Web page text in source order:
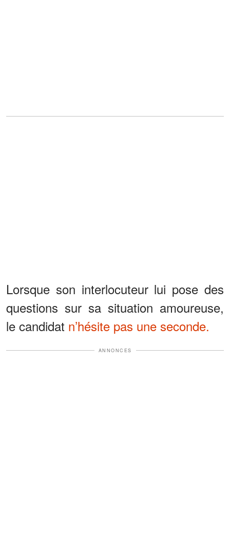
Lorsque son interlocuteur lui pose des
questions sur sa situation amoureuse,
le candidat n’hésite pas une seconde.
ANNONCES